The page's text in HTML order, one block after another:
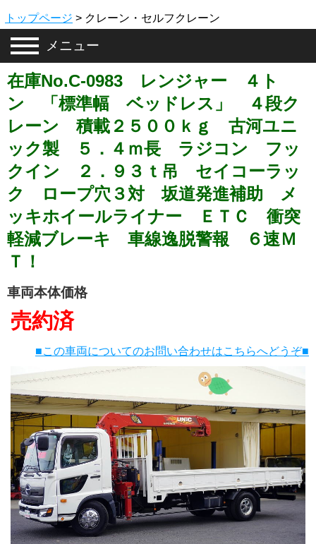
トップページ > クレーン・セルフクレーン
メニュー
在庫No.C-0983 レンジャー ４ト
ン 「標準幅 ベッドレス」 ４段ク
レーン 積載２５００ｋｇ 古河ユニ
ック製 ５．４ｍ長 ラジコン フッ
クイン ２．９３ｔ吊 セイコーラッ
ク ロープ穴３対 坂道発進補助 メ
ッキホイールライナー ＥＴＣ 衝突
軽減ブレーキ 車線逸脱警報 ６速Ｍ
Ｔ！
車両本体価格
売約済
■この車両についてのお問い合わせはこちらへどうぞ■